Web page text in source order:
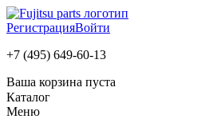
РегистрацияВойти
+7 (495) 649-60-13
Ваша корзина пуста
Каталог
Меню